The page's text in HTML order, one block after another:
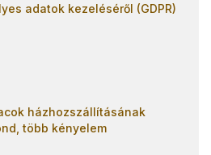
adatok kezeléséről (GDPR)
házhozszállításának
több kényelem